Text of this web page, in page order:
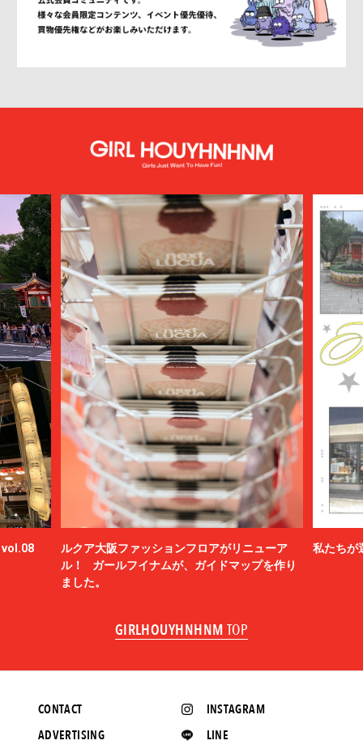
vol.08
ルクア大阪ファッションフロアがリニューア
ル！ ガールフイナムが、ガイドマップを作り
ました。
私たちが
GIRLHOUYHNHNM TOP
INSTAGRAM
LINE
CONTACT
ADVERTISING